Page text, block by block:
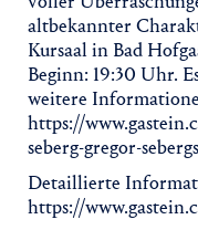
altbekannter
Kursaal in Bad
Beginn: 19:30 Uhr.
weitere
https://
seberg-gregor-
Detaillierte
https://